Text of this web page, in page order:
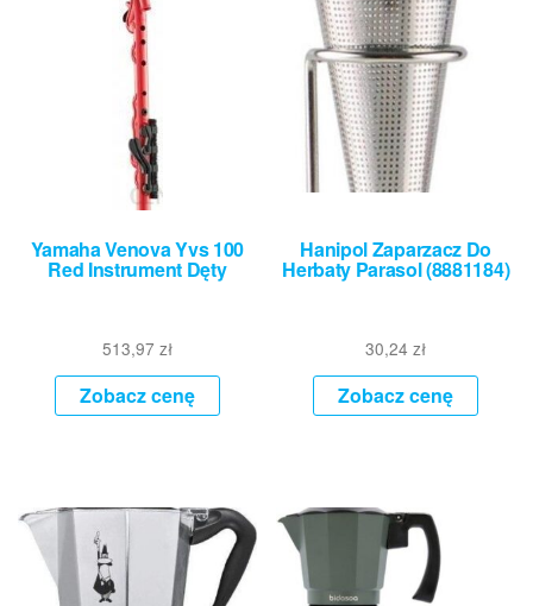
Yamaha Venova Yvs 100
Red Instrument Dęty
513,97 zł
Zobacz cenę
Hanipol Zaparzacz Do
Herbaty Parasol (8881184)
30,24zł
Zobacz cenę